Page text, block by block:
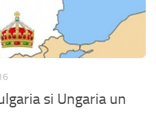
si Ungaria un